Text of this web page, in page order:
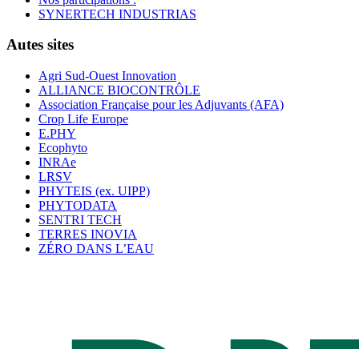
SYNERTECH INDUSTRIAS
Autes sites
Agri Sud-Ouest Innovation
ALLIANCE BIOCONTRÔLE
Association Française pour les Adjuvants (AFA)
Crop Life Europe
E.PHY
Ecophyto
INRAe
LRSV
PHYTEIS (ex. UIPP)
PHYTODATA
SENTRI TECH
TERRES INOVIA
ZÉRO DANS L’EAU